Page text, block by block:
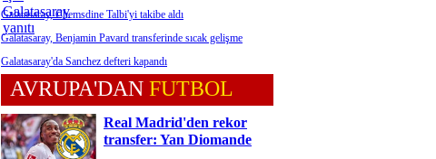
Galatasaray, Chemsdine Talbi'yi takibe aldı
Galatasaray, Benjamin Pavard transferinde sıcak gelişme
Galatasaray'da Sanchez defteri kapandı
AVRUPA'DAN FUTBOL
Real Madrid'den rekor
transfer: Yan Diomande